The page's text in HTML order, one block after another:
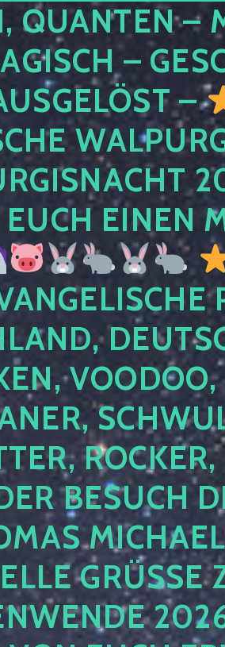
QUANTEN –
–
–
EINEN
BESUCH
GRÜSSE